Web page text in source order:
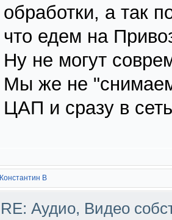
обработки, а так
что едем на
Ну не могут
Мы же не
ЦАП и сразу в
Константин В
RE: Аудио, Видео